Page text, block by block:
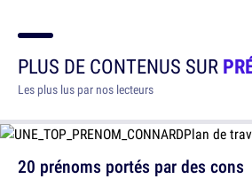
PLUS DE CONTENUS SUR
Les plus lus par nos lecteurs
20 prénoms portés par des cons